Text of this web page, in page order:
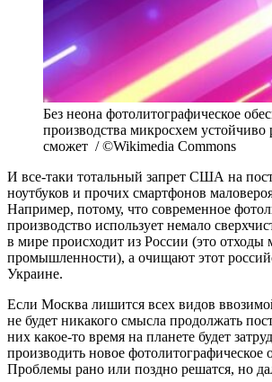
Без неона фотолитографическое
производства микросхем устойчиво
сможет / ©Wikimedia Commons
И все-таки тотальный запрет США на
ноутбуков и прочих смартфонов
Например, потому, что современное
производство использует немало
в мире происходит из России (это отходы
промышленности), а очищают этот
Украине.
Если Москва лишится всех видов
не будет никакого смысла продолжать
них какое-то время на планете будет
производить новое фотолитографическое
Проблемы рано или поздно решатся, но